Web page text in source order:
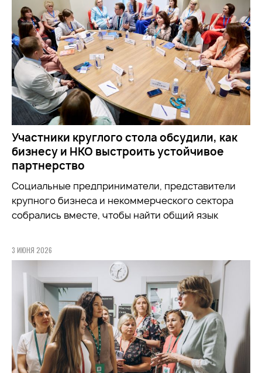
Участники круглого стола обсудили, как
бизнесу и НКО выстроить устойчивое
партнерство
Социальные предприниматели, представители
крупного бизнеса и некоммерческого сектора
собрались вместе, чтобы найти общий язык
3 ИЮНЯ 2026